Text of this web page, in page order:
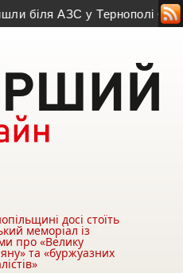
у Тернополі • На
досі стоїть
меморіал із
про «Велику
та «буржуазних